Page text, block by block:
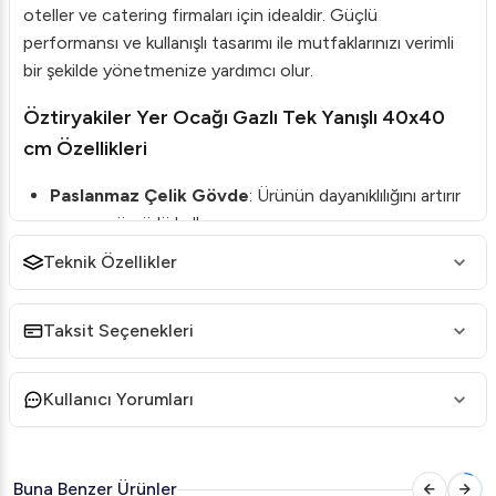
oteller ve catering firmaları için idealdir. Güçlü
performansı ve kullanışlı tasarımı ile mutfaklarınızı verimli
bir şekilde yönetmenize yardımcı olur.
Öztiryakiler Yer Ocağı Gazlı Tek Yanışlı 40x40
cm Özellikleri
Paslanmaz Çelik Gövde: Ürünün dayanıklılığını artırır
ve uzun ömürlü kullanım sunar.
Tek Yanışlı Brülör
: Gaz tüketimini optimize ederken,
yeterli pişirme gücü sağlar.
Gaz Tipi Uyumu: Hem LPG hem de doğal gaz ile
Emniyet Ventilli Valfli
Teknik Özellikler
Taksit Seçenekleri
Kullanıcı Yorumları
Buna Benzer Ürünler